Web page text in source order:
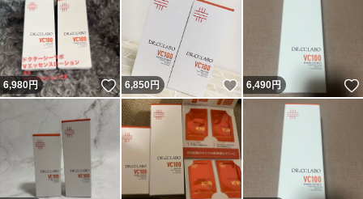
6,980円 いいね！
6,850円 いいね！
6,490円